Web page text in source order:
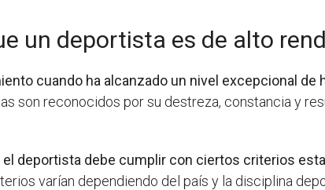
un deportista es de alto
cuando ha alcanzado un nivel excepcional de
son reconocidos por su destreza, constancia y
el deportista debe cumplir con ciertos criterios
varían dependiendo del país y la disciplina